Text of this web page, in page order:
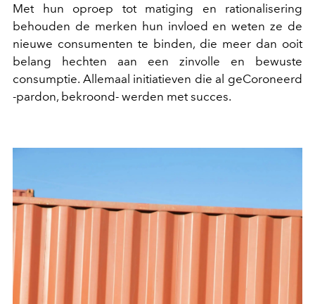
Met hun oproep tot matiging en rationalisering
behouden de merken hun invloed en weten ze de
nieuwe consumenten te binden, die meer dan ooit
belang hechten aan een zinvolle en bewuste
consumptie. Allemaal initiatieven die al geCoroneerd
-pardon, bekroond- werden met succes.